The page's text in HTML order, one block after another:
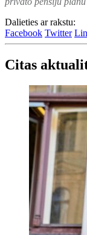
Dalieties ar rakstu:
Facebook Twitter
Citas